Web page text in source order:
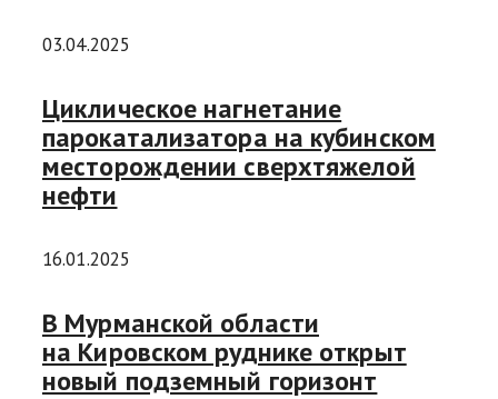
03.04.2025
Циклическое нагнетание
парокатализатора на кубинском
месторождении сверхтяжелой
нефти
16.01.2025
В Мурманской области
на Кировском руднике открыт
новый подземный горизонт